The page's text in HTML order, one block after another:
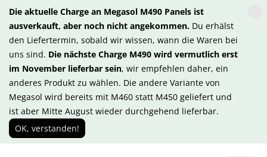
Die aktuelle Charge an Megasol M490 Panels ist
ausverkauft, aber noch nicht angekommen. Du erhälst
den Liefertermin, sobald wir wissen, wann die Waren bei
uns sind. Die nächste Charge M490 wird vermutlich erst
im November lieferbar sein, wir empfehlen daher, ein
anderes Produkt zu wählen. Die andere Variante von
Megasol wird bereits mit M460 statt M450 geliefert und
ist aber Mitte August wieder durchgehend lieferbar.
OK, verstanden!